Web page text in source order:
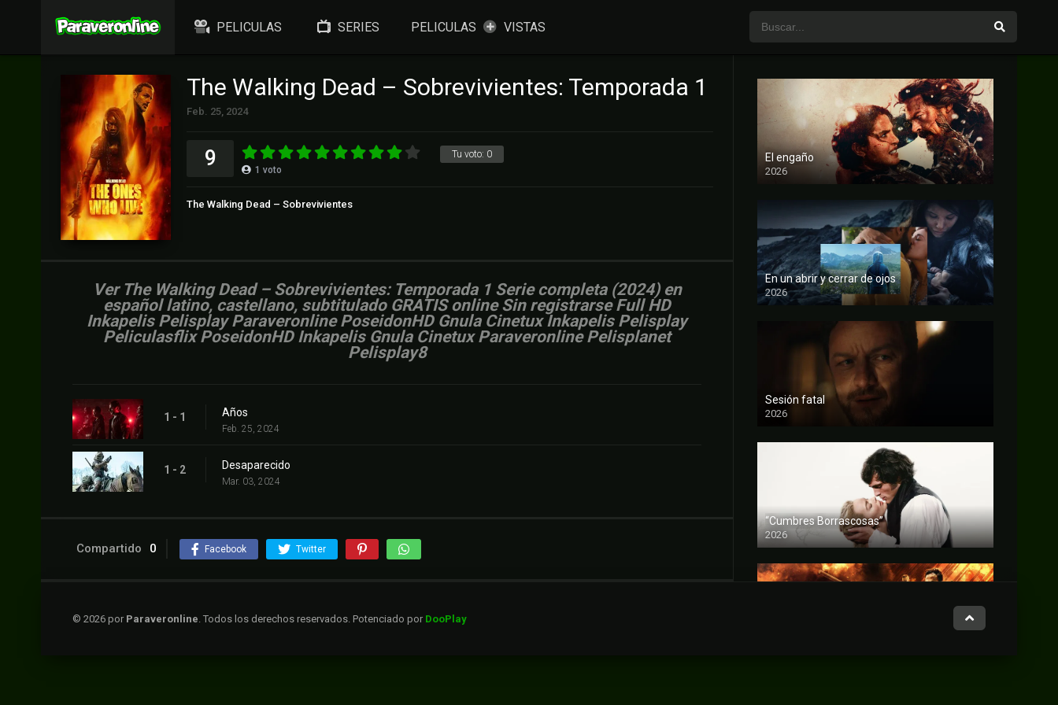
PELICULAS SERIES PELICULAS VISTAS
The Walking Dead – Sobrevivientes: Temporada 1
Feb. 25, 2024
Tu voto: 0
9 1 voto
The Walking Dead – Sobrevivientes
Ver The Walking Dead – Sobrevivientes: Temporada 1 Serie completa (2024) en
español latino, castellano, subtitulado GRATIS online Sin registrarse Full HD
Inkapelis Pelisplay Paraveronline PoseidonHD Gnula Cinetux Inkapelis Pelisplay
Peliculasflix PoseidonHD Inkapelis Gnula Cinetux Paraveronline Pelisplanet
Pelisplay8
1 - 1 Años
Feb. 25, 2024
1 - 2 Desaparecido
Mar. 03, 2024
Compartido 0 Facebook Twitter
El engaño
2026
FULL HD
En un abrir y cerrar de ojos
2026
FULL HD
Sesión fatal
2026
FULL HD
“Cumbres Borrascosas”
2026
FULL HD
© 2026 por Paraveronline. Todos los derechos reservados. Potenciado por DooPlay